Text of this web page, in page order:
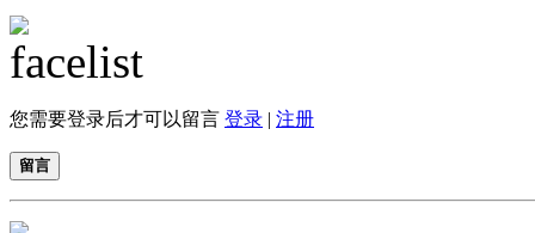
您需要登录后才可以留言 登录 | 注册
留言